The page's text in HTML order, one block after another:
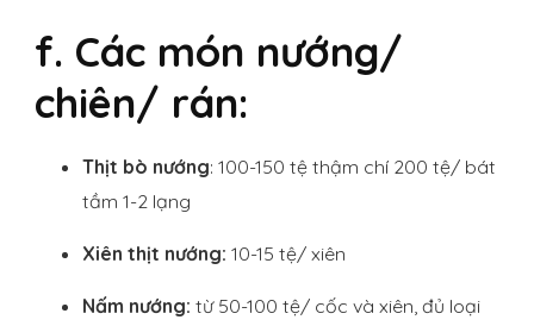
f. Các món nướng/
chiên/ rán:
Thịt bò nướng: 100-150 tệ thậm chí 200 tệ/ bát
tầm 1-2 lạng
Xiên thịt nướng: 10-15 tệ/ xiên
Nấm nướng: từ 50-100 tệ/ cốc và xiên, đủ loại